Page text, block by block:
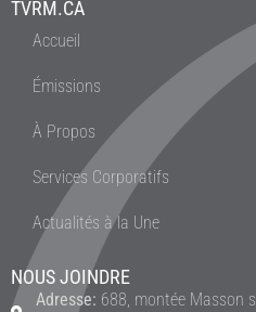
TVRM.CA
Accueil
Émissions
À Propos
Services Corporatifs
Actualités à la Une
NOUS JOINDRE
Adresse: 688, montée Masson